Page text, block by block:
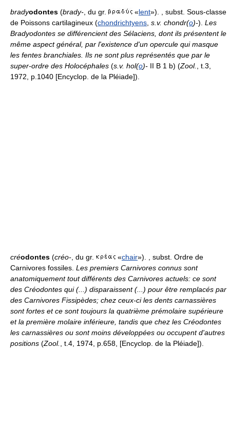
bradyodontes (brady- , du gr. «lent»). , subst. Sous-classe
de Poissons cartilagineux (chondrichtyens s.v. chondr(o)-). Les
Bradyodontes se différencient des Sélaciens, dont ils présentent le
même aspect général, par l'existence d'un opercule qui masque
les fentes branchiales. Ils ne sont plus représentés que par le
super-ordre des Holocéphales (s.v. hol(o)- II B 1 b) (Zool.
, t.3,
1972, p.1040 [Encyclop. de la Pléiade]).
créodontes (créo- , du gr. «chair»). , subst. Ordre de
Carnivores fossiles. Les premiers Carnivores connus sont
anatomiquement tout différents des Carnivores actuels: ce sont
des Créodontes qui (...) disparaissent (...) pour être remplacés par
des Carnivores Fissipèdes; chez ceux-ci les dents carnassières
sont fortes et ce sont toujours la quatrième prémolaire supérieure
et la première molaire inférieure, tandis que chez les Créodontes
les carnassières ou sont moins développées ou occupent d'autres
positions (Zool. , t.4, 1974, p.658, [Encyclop. de la Pléiade]).